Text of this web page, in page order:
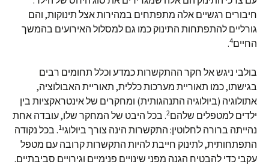
חיבורים רגשיים אלה מתפתחים במהירות אצל תינוקות, והם
גורליים להתפתחות התינוק כמו גם למסלול האירועים בהמשך
החיים4
.
בולבי ניגש אל חקר ההתקשרות כמדע וכלל תחומים רבים
בגישתו, כמו תאוריית מערכות כללית, תאוריית האבולוציה,
אתולוגיה (ביולוגיה התנהגותית) ומחקרים של אינטראקציות בין
ילדים למטפלים שלהם2. בכל היבט של המחקר שלו, עובדה אחת
נהייתה ברורה לחלוטין: התקשרות הינה צורך ביולוגי1. בכל נקודה
התפתחותית, לתינוק חייבת להיות התקשרות קרובה עם מטפל
עקבי כדי להבטיח הגנה מפני שינויים פנימיים וגירויים סביבתיים.